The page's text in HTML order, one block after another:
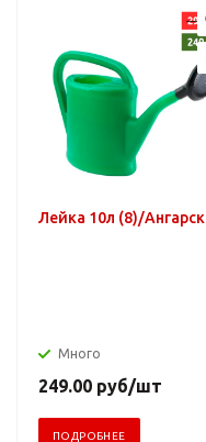
Лейка 10л (8)/Ангарск
Много
249.00 руб/шт
ПОДРОБНЕЕ